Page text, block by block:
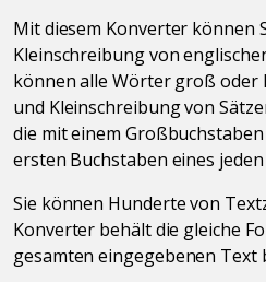
Mit diesem Konverter können
Kleinschreibung von
können alle Wörter groß oder
und Kleinschreibung von
die mit einem
ersten Buchstaben eines
Sie können Hunderte von
Konverter behält die gleiche
gesamten eingegebenen Text